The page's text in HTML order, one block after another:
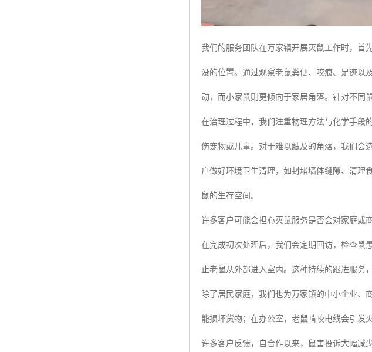
我们的服务团队在万家镇开展灭鼠工作时，首
没的位置。通过观察老鼠粪便、咬痕、足迹以
动，而小家鼠则更倾向于家居角落。针对不同
在治理过程中，我们注重物理方法与化学手段
伤宠物或儿童。对于难以触及的角落，我们会
户做好环境卫生清理，如封堵墙体缝隙、清理
鼠的生存空间。
许多客户可能会担心灭鼠服务是否会对家庭或
在完成初次处理后，我们会定期回访，检查鼠
止老鼠从外部进入室内。这种持续的跟进服务
除了居民家庭，我们也为万家镇的中小企业、
能损坏货物；在办公室，老鼠啃咬电线会引发
许多客户反馈，自合作以来，鼠害投诉大幅减